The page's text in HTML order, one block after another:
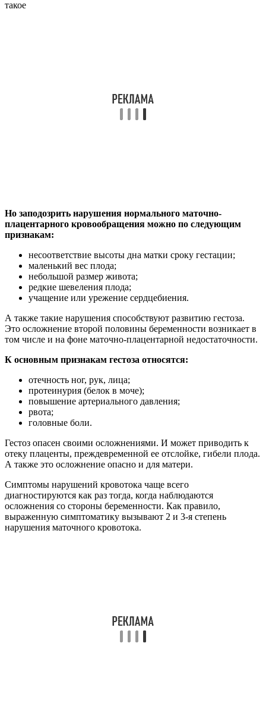
Но заподозрить нарушения нормального маточно-
плацентарного кровообращения можно по следующим
признакам:
несоответствие высоты дна матки сроку гестации;
маленький вес плода;
небольшой размер живота;
редкие шевеления плода;
учащение или урежение сердцебиения.
А также такие нарушения способствуют развитию гестоза.
Это осложнение второй половины беременности возникает в
том числе и на фоне маточно-плацентарной недостаточности.
К основным признакам гестоза относятся:
отечность ног, рук, лица;
протеинурия (белок в моче);
повышение артериального давления;
рвота;
головные боли.
Гестоз опасен своими осложнениями. И может приводить к
отеку плаценты, преждевременной ее отслойке, гибели плода.
А также это осложнение опасно и для матери.
Симптомы нарушений кровотока чаще всего
диагностируются как раз тогда, когда наблюдаются
осложнения со стороны беременности. Как правило,
выраженную симптоматику вызывают 2 и 3-я степень
нарушения маточного кровотока.